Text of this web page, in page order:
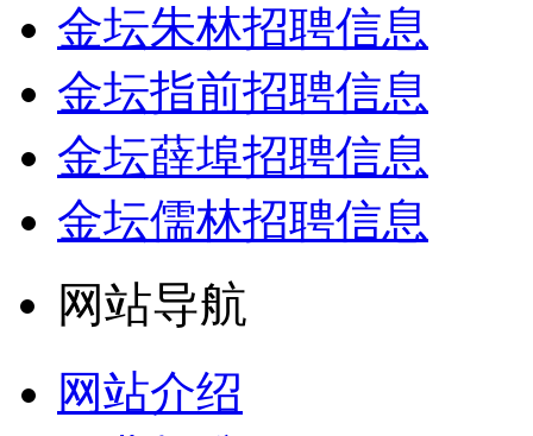
金坛朱林招聘信息
金坛指前招聘信息
金坛薛埠招聘信息
金坛儒林招聘信息
网站导航
网站介绍